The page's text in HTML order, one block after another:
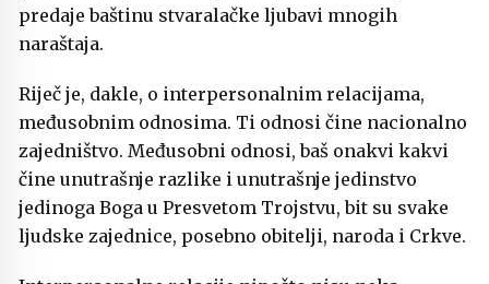
predaje baštinu stvaralačke ljubavi mnogih
naraštaja.
Riječ je, dakle, o interpersonalnim relacijama,
međusobnim odnosima. Ti odnosi čine nacionalno
zajedništvo. Međusobni odnosi, baš onakvi kakvi
čine unutrašnje razlike i unutrašnje jedinstvo
jedinoga Boga u Presve­tom Trojstvu, bit su svake
ljudske zajednice, posebno obitelji, na­roda i Crkve.